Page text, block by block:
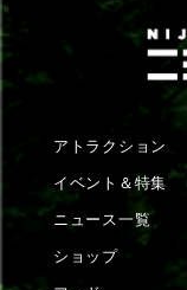
アトラクション
イベント＆特集
ニュース一覧
ショップ